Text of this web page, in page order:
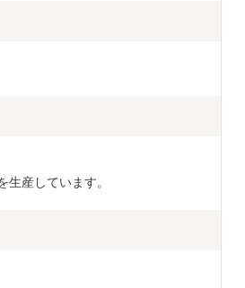
産しています。